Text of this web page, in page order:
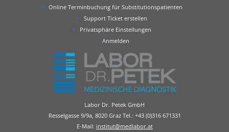
Online Terminbuchung für Substitutionspatienten
Support Ticket erstellen
Privatsphäre Einstellungen
Anmelden
Labor Dr. Petek GmbH
Resselgasse 9/9a, 8020 Graz Tel.: +43 (0)316 671331
E-Mail: institut@medlabor.at